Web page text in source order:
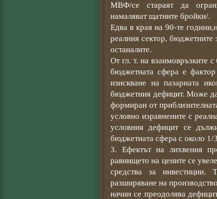
МВФ/се стараят да
намаляват щатните бройки/.
Едва в края на 90-те
реалния сектор, бюджетните
останалите.
От гл. т. на взаимовръзките
бюджетната сфера е
изискване на пазарната
бюджетния дефицит. Може да
формиран от
условно изравнените с
условния дефицит се
бюджетната сфера с около 1/
3. Ефектът на лихвения
равнището на цените се
средства за инвестиции.
разширяване на
начин се преодолява